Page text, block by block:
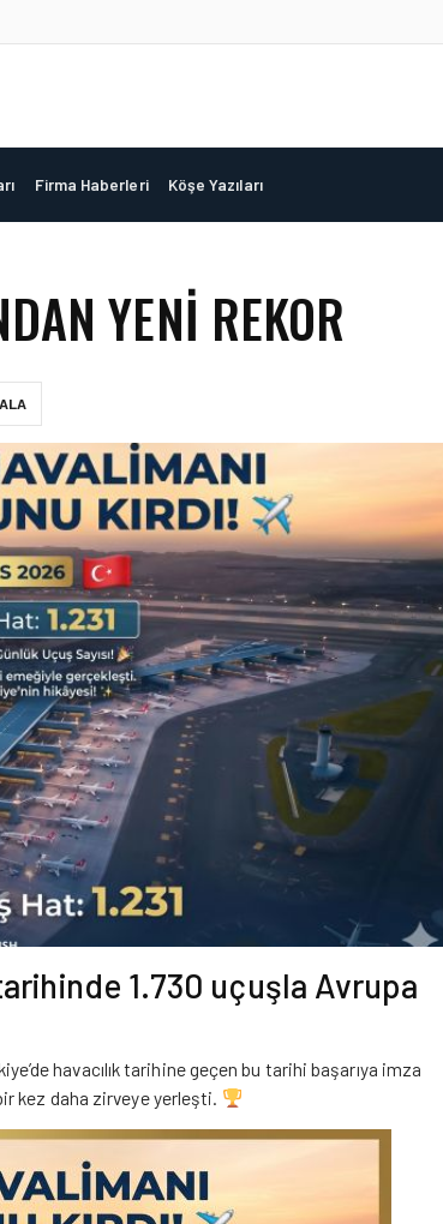
Firma Haberleri Köşe Yazıları
YENI REKOR
1.730 uçuşla Avrupa
havacılık tarihine geçen bu tarihi başarıya imza
kez daha zirveye yerleşti.